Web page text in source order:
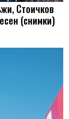
Стоичков
(снимки)